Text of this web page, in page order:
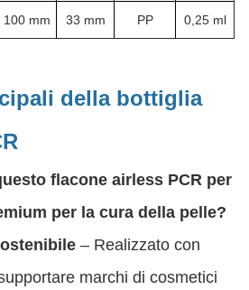
100 mm 33 mm PP 0,25 ml
della bottiglia
flacone airless PCR per
per la cura della pelle?
– Realizzato con
marchi di cosmetici